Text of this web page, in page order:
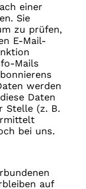
einer
Sie
zu prüfen,
E-Mail-
Mails
werden
Daten
Stelle (z. B.
bei uns.
auf